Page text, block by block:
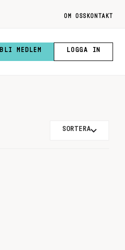
OM OSS KONTAKT
BLI MEDLEM LOGGA IN
SORTERA